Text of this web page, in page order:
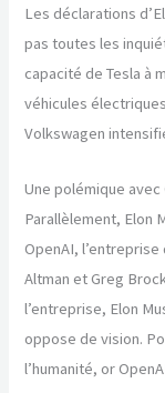
Les déclarations
pas toutes les
capacité de Tesla à
véhicules
Volkswagen
Une polémique
Parallèlement, Elon
OpenAI,
Altman et Greg
l’entreprise, Elon
oppose de vision.
l’humanité, or